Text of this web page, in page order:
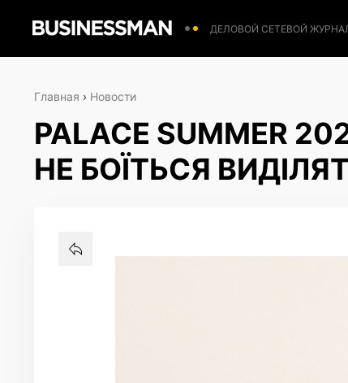
ДЕЛОВОЙ СЕТЕВОЙ
Главная › Новости
PALACE SUMMER
НЕ БОЇТЬСЯ